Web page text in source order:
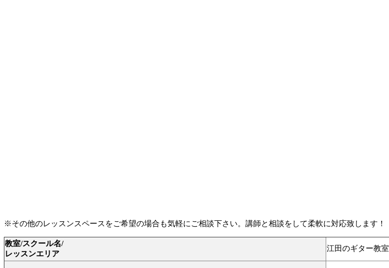
※その他のレッスンスペースをご希望の場合も気軽にご相談下さい。講師と相談をして柔軟に対応致します！
教室/スクール名/
レッスンエリア
江田のギター教室